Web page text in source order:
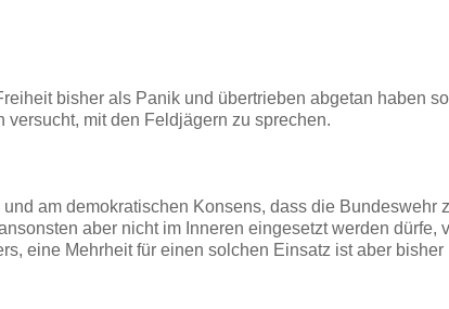
bisher als Panik und übertrieben abgetan haben
versucht, mit den Feldjägern zu sprechen.
am demokratischen Konsens, dass die Bundeswehr
aber nicht im Inneren eingesetzt werden dürfe,
eine Mehrheit für einen solchen Einsatz ist aber bisher